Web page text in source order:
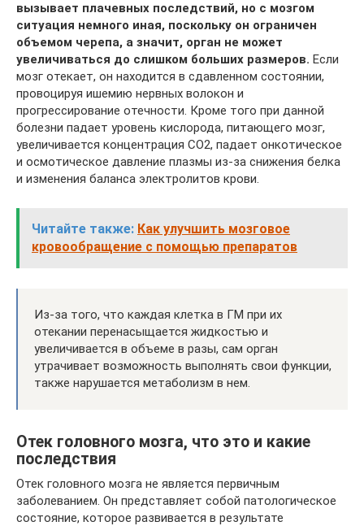
вызывает плачевных последствий, но с мозгом
ситуация немного иная, поскольку он ограничен
объемом черепа, а значит, орган не может
увеличиваться до слишком больших размеров. Если
мозг отекает, он находится в сдавленном состоянии,
провоцируя ишемию нервных волокон и
прогрессирование отечности. Кроме того при данной
болезни падает уровень кислорода, питающего мозг,
увеличивается концентрация CO2, падает онкотическое
и осмотическое давление плазмы из-за снижения белка
и изменения баланса электролитов крови.
Читайте также: Как улучшить мозговое
кровообращение с помощью препаратов
Из-за того, что каждая клетка в ГМ при их
отекании перенасыщается жидкостью и
увеличивается в объеме в разы, сам орган
утрачивает возможность выполнять свои функции,
также нарушается метаболизм в нем.
Отек головного мозга, что это и какие
последствия
Отек головного мозга не является первичным
заболеванием. Он представляет собой патологическое
состояние, которое развивается в результате